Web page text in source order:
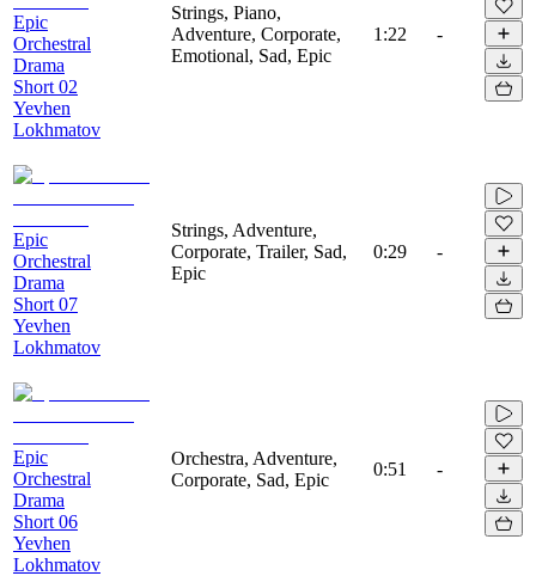
Epic
Orchestral
Drama
Short 02
Yevhen
Lokhmatov
Strings, Piano,
Adventure, Corporate,
Emotional, Sad, Epic
1:22 -
Epic
Orchestral
Drama
Short 07
Yevhen
Lokhmatov
Strings, Adventure,
Corporate, Trailer, Sad,
Epic
0:29 -
Epic
Orchestral
Drama
Short 06
Yevhen
Lokhmatov
Orchestra, Adventure,
Corporate, Sad, Epic
0:51 -